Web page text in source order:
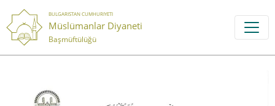
BULGARISTAN CUMHURIYETI
Müslümanlar Diyaneti
Başmüftülüğü